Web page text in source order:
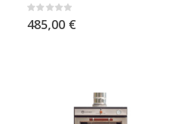
Rating:
0%
485,00 €